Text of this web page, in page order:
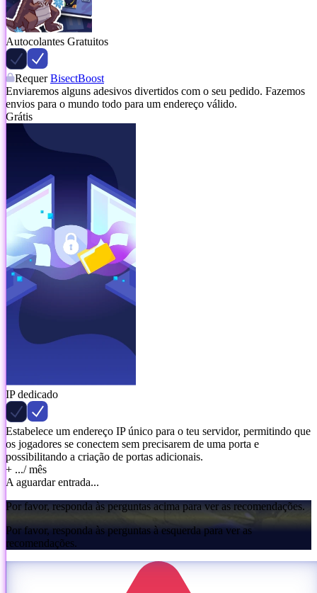
Autocolantes Gratuitos
RequerBisectBoost
Enviaremos alguns adesivos divertidos com o seu pedido. Fazemos
envios para o mundo todo para um endereço válido.
Grátis
IP dedicado
Estabelece um endereço IP único para o teu servidor, permitindo que
os jogadores se conectem sem precisarem de uma porta e
possibilitando a criação de portas adicionais.
+ .../ mês
A aguardar entrada...
Por favor, responda às perguntas acima para ver as recomendações.
Por favor, responda às perguntas à esquerda para ver as
recomendações.